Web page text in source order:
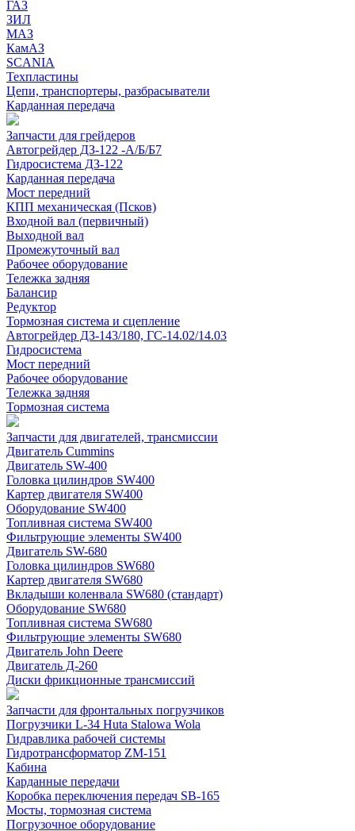
ГАЗ
ЗИЛ
МАЗ
КамАЗ
SCANIA
Техпластины
Цепи, транспортеры, разбрасыватели
Карданная передача
Запчасти для грейдеров
Автогрейдер ДЗ-122 -А/Б/Б7
Гидросистема ДЗ-122
Карданная передача
Мост передний
КПП механическая (Псков)
Входной вал (первичный)
Выходной вал
Промежуточный вал
Рабочее оборудование
Тележка задняя
Балансир
Редуктор
Тормозная система и сцепление
Автогрейдер ДЗ-143/180, ГС-14.02/14.03
Гидросистема
Мост передний
Рабочее оборудование
Тележка задняя
Тормозная система
Запчасти для двигателей, трансмиссии
Двигатель Cummins
Двигатель SW-400
Головка цилиндров SW400
Картер двигателя SW400
Оборудование SW400
Топливная система SW400
Фильтрующие элементы SW400
Двигатель SW-680
Головка цилиндров SW680
Картер двигателя SW680
Вкладыши коленвала SW680 (стандарт)
Оборудование SW680
Топливная система SW680
Фильтрующие элементы SW680
Двигатель John Deere
Двигатель Д-260
Диски фрикционные трансмиссий
Запчасти для фронтальных погрузчиков
Погрузчики L-34 Huta Stalowa Wola
Гидравлика рабочей системы
Гидротрансформатор ZM-151
Кабина
Карданные передачи
Коробка переключения передач SB-165
Мосты, тормозная система
Погрузочное оборудование